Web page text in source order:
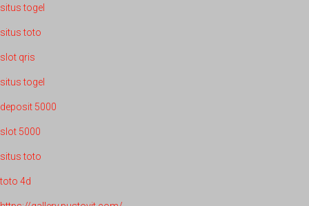
situs togel
situs toto
slot qris
situs togel
deposit 5000
slot 5000
situs toto
toto 4d